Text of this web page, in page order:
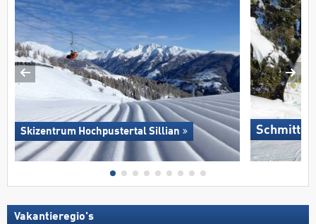
Skizentrum Hochpustertal Sillian Schmitten
Vakantieregio's